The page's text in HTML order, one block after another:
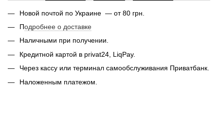
Новой почтой по Украине — от 80 грн.
Подробнее о доставке
Наличными при получении.
Кредитной картой в privat24, LiqPay.
Через кассу или терминал самообслуживания Приватбанк.
Наложенным платежом.